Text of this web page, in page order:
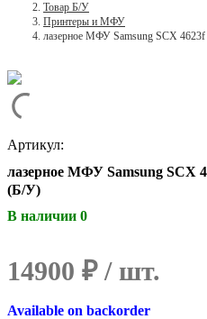
Товар Б/У
Принтеры и МФУ
лазерное МФУ Samsung SCX
Артикул:
лазерное МФУ Samsung SCX
(Б/У)
В наличии 0
14900 ₽
Available on backorder